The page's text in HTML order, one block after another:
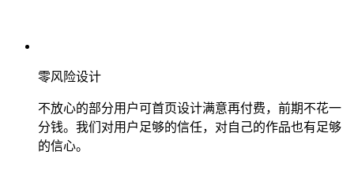
零风险设计
不放心的部分用户可首页设计满意再付费，前期不花一
分钱。我们对用户足够的信任，对自己的作品也有足够
的信心。